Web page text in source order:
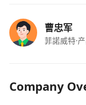
具備優秀的邏
析複雜交易流
境下保持穩定
享與技術傳承。
曹忠军
菲諾威特·
Company